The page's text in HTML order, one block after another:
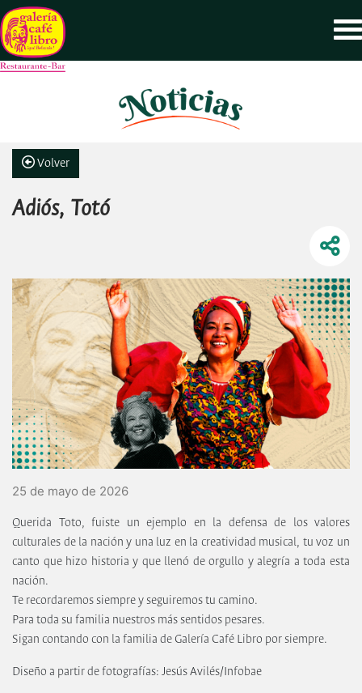
Volver
Adiós, Totó
25 de mayo de 2026
Querida Toto, fuiste un ejemplo en la defensa de los valores
culturales de la nación y una luz en la creatividad musical, tu voz un
canto que hizo historia y que llenó de orgullo y alegría a toda esta
nación.
Te recordaremos siempre y seguiremos tu camino.
Para toda su familia nuestros más sentidos pesares.
Sigan contando con la familia de Galería Café Libro por siempre.
Diseño a partir de fotografías: Jesús Avilés/Infobae